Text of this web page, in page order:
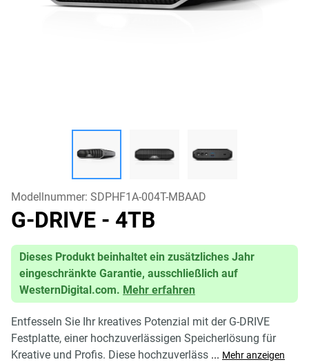
Modellnummer: SDPHF1A-004T-MBAAD
G-DRIVE - 4TB
Dieses Produkt beinhaltet ein zusätzliches Jahr
eingeschränkte Garantie, ausschließlich auf
WesternDigital.com. Mehr erfahren
Entfesseln Sie Ihr kreatives Potenzial mit der G-DRIVE
Festplatte, einer hochzuverlässigen Speicherlösung für
Kreative und Profis. Diese hochzuverläss ... Mehr anzeigen